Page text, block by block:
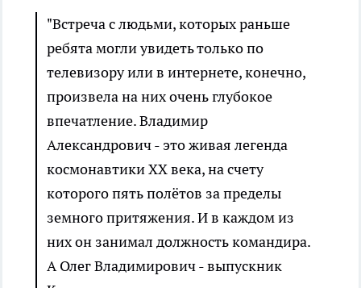
"Встреча с людьми, которых раньше
ребята могли увидеть только по
телевизору или в интернете, конечно,
произвела на них очень глубокое
впечатление. Владимир
Александрович - это живая легенда
космонавтики ХХ века, на счету
которого пять полётов за пределы
земного притяжения. И в каждом из
них он занимал должность командира.
А Олег Владимирович - выпускник